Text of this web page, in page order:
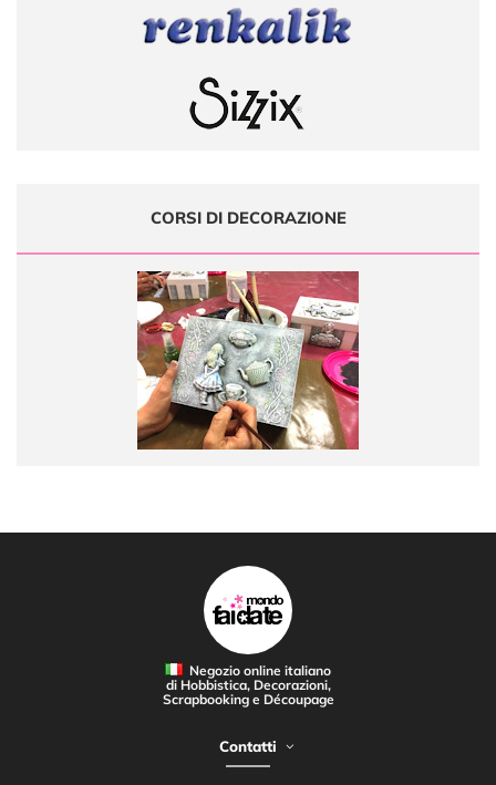
CORSI DI DECORAZIONE
Negozio online italiano
di Hobbistica, Decorazioni,
Scrapbooking e Découpage
Contatti